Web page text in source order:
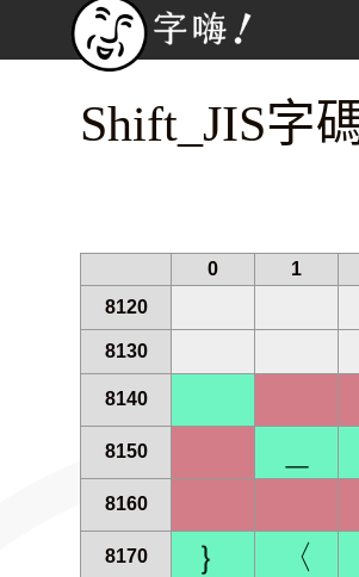
Shift_JIS字
0
1
8120
8130
8140
8150
8160
8170 ｝ 〈